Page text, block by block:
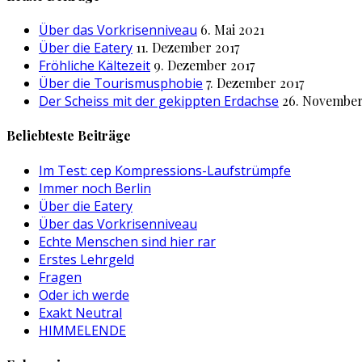
Über das Vorkrisenniveau 6. Mai 2021
Über die Eatery 11. Dezember 2017
Fröhliche Kältezeit 9. Dezember 2017
Über die Tourismusphobie 7. Dezember 2017
Der Scheiss mit der gekippten Erdachse 26.
Beliebteste Beiträge
Im Test: cep Kompressions-Laufstrümpfe
Immer noch Berlin
Über die Eatery
Über das Vorkrisenniveau
Echte Menschen sind hier rar
Erstes Lehrgeld
Fragen
Oder ich werde
Exakt Neutral
HIMMELENDE